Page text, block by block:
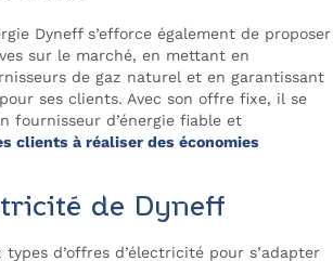
Dyneff s’efforce également de proposer
sur le marché, en mettant en
de gaz naturel et en garantissant
ses clients. Avec son offre fixe, il se
fournisseur d’énergie fiable et
clients à réaliser des économies
de Dyneff
d’offres d’électricité pour s’adapter